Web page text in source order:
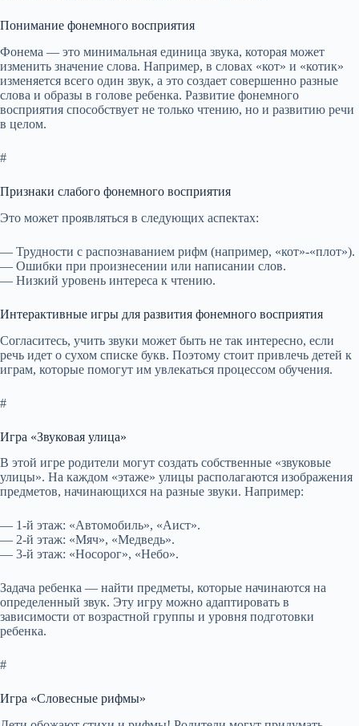
Понимание фонемного восприятия
Фонема — это минимальная единица звука, которая может
изменить значение слова. Например, в словах «кот» и «котик»
изменяется всего один звук, а это создает совершенно разные
слова и образы в голове ребенка. Развитие фонемного
восприятия способствует не только чтению, но и развитию речи
в целом.
#
Признаки слабого фонемного восприятия
Это может проявляться в следующих аспектах:
— Трудности с распознаванием рифм (например, «кот»-«плот»).
— Ошибки при произнесении или написании слов.
— Низкий уровень интереса к чтению.
Интерактивные игры для развития фонемного восприятия
Согласитесь, учить звуки может быть не так интересно, если
речь идет о сухом списке букв. Поэтому стоит привлечь детей к
играм, которые помогут им увлекаться процессом обучения.
#
Игра «Звуковая улица»
В этой игре родители могут создать собственные «звуковые
улицы». На каждом «этаже» улицы располагаются изображения
предметов, начинающихся на разные звуки. Например:
— 1-й этаж: «Автомобиль», «Аист».
— 2-й этаж: «Мяч», «Медведь».
— 3-й этаж: «Носорог», «Небо».
Задача ребенка — найти предметы, которые начинаются на
определенный звук. Эту игру можно адаптировать в
зависимости от возрастной группы и уровня подготовки
ребенка.
#
Игра «Словесные рифмы»